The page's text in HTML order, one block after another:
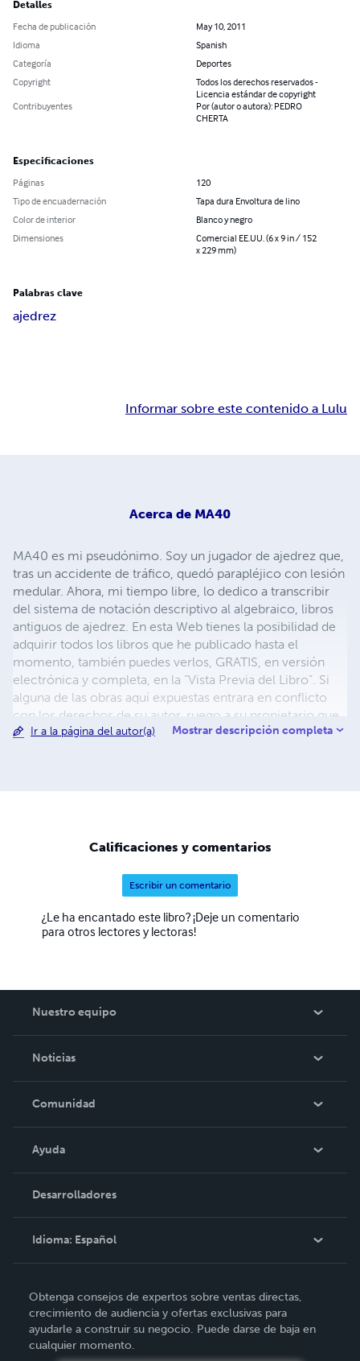
Detalles
Fecha de publicación
May 10, 2011
Idioma
Spanish
Categoría
Deportes
Copyright
Todos los derechos reservados -
Licencia estándar de copyright
Contribuyentes
Por (autor o autora): PEDRO
CHERTA
Especificaciones
Páginas
120
Tipo de encuadernación
Tapa dura Envoltura de lino
Color de interior
Blanco y negro
Dimensiones
Comercial EE.UU. (6 x 9 in / 152
x 229 mm)
Palabras clave
ajedrez
Informar sobre este contenido a Lulu
Acerca de MA40
MA40 es mi pseudónimo. Soy un jugador de ajedrez que,
tras un accidente de tráfico, quedó parapléjico con lesión
medular. Ahora, mi tiempo libre, lo dedico a transcribir
del sistema de notación descriptivo al algebraico, libros
antiguos de ajedrez. En esta Web tienes la posibilidad de
adquirir todos los libros que he publicado hasta el
momento, también puedes verlos, GRATIS, en versión
electrónica y completa, en la “Vista Previa del Libro”. Si
alguna de las obras aquí expuestas entrara en conflicto
con los derechos de su autor, ruego a su propietario que
se ponga en contacto conmigo, en la dirección de
Ir a la página del autor(a) Mostrar descripción completa
Calificaciones y comentarios
Escribir un comentario
¿Le ha encantado este libro? ¡Deje un comentario
para otros lectores y lectoras!
Nuestro equipo
Acerca de nosotros
Noticias
En las noticias
Comunidad
Podcast
Ayuda
Búsqueda del pedido
Base de conocimientos
Comuníquese con Soporte
Desarrolladores
Idioma: Español
Deutsch
Français
Obtenga consejos de expertos sobre ventas directas,
crecimiento de audiencia y ofertas exclusivas para
ayudarle a construir su negocio. Puede darse de baja en
cualquier momento.